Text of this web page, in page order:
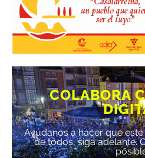
COLABORA
Ayúdanos a hacer que
de todos, siga adelante.